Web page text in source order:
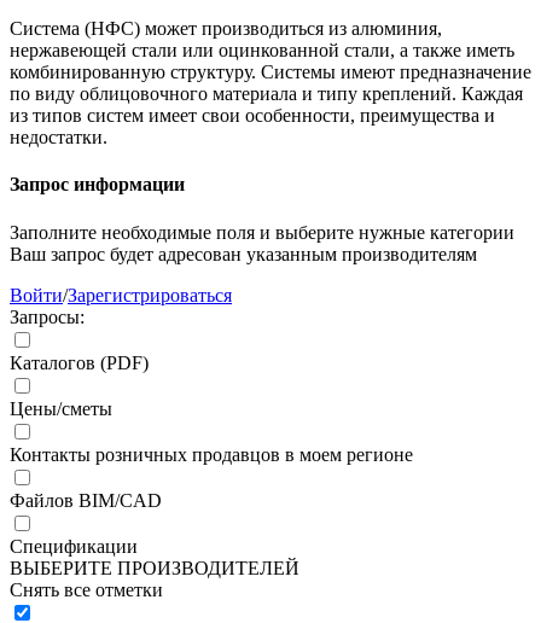
Система (НФС) может производиться из алюминия,
нержавеющей стали или оцинкованной стали, а также иметь
комбинированную структуру. Системы имеют предназначение
по виду облицовочного материала и типу креплений. Каждая
из типов систем имеет свои особенности, преимущества и
недостатки.
Запрос информации
Заполните необходимые поля и выберите нужные категории
Ваш запрос будет адресован указанным производителям
Войти/Зарегистрироваться
Запросы:
Каталогов (PDF)
Цены/сметы
Контакты розничных продавцов в моем регионе
Файлов BIM/CAD
Спецификации
ВЫБЕРИТЕ ПРОИЗВОДИТЕЛЕЙ
Снять все отметки